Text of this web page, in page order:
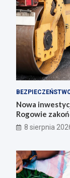
Nowa
Rogowie
8 sierpnia